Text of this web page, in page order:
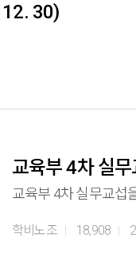
12. 30)
교육부 4차 실
교육부 4차 실무교섭
학비노조 18,908